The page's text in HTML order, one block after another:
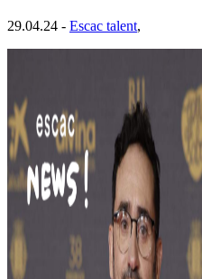
29.04.24 - Escac talent,